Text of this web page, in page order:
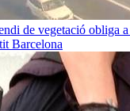
de vegetació obliga
Barcelona